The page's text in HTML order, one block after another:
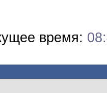
время: